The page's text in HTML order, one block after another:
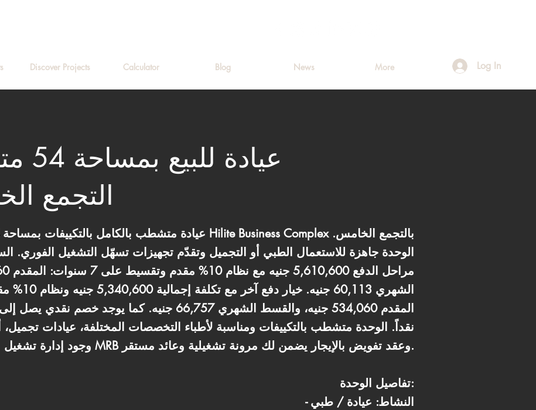
Discover Projects Calculator Blog News More Log In
التجمع
الوحدة جاهزة للاستعمال الطبي أو التجميل وتقدّم تجهيزات تسهّل التشغيل الفوري.
نقداً. الوحدة متشطب بالتكييفات ومناسبة لأطباء التخصصات المختلفة، عيادات تجميل،
وجود إدارة تشغيل MRB وعقد تفويض بالإيجار يضمن لك مرونة تشغيلية وعائد مستقر.
تفاصيل الوحدة:
- النشاط: عيادة / طبي